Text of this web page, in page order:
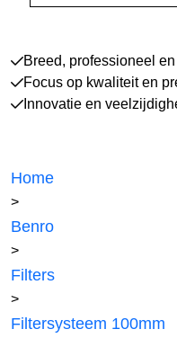
Breed, professioneel
Focus op kwaliteit en
Innovatie en
Home
>
Benro
>
Filters
>
Filtersysteem 100mm